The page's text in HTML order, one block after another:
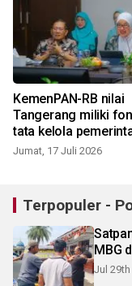
KemenPAN-RB nilai
Tangerang miliki
tata kelola
baik
Jumat, 17 Juli 2026
Terpopuler -
MBG
Jul 29th